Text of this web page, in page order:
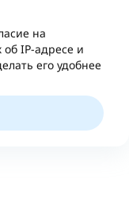
на
IP-адресе и
его удобнее